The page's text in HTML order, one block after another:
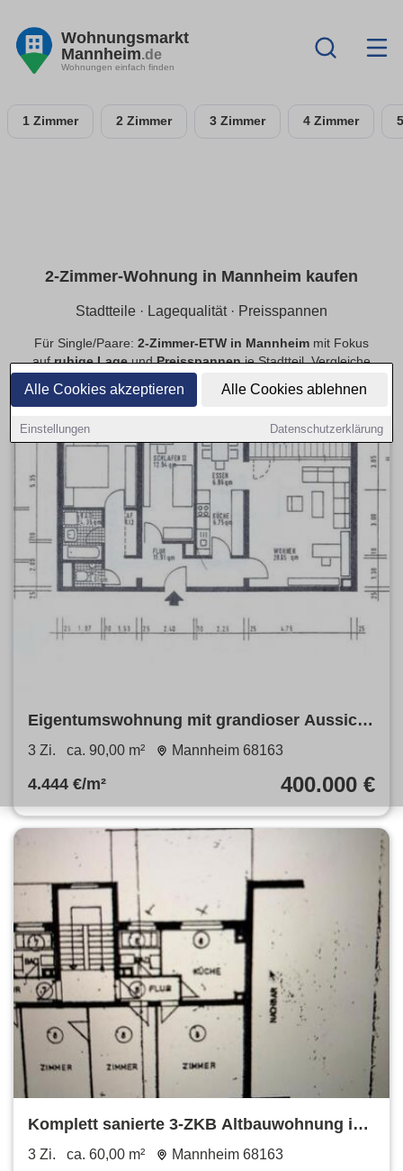
Alle Cookies akzeptieren Alle Cookies ablehnen
Einstellungen Datenschutzerklärung
Wohnungsmarkt
Mannheim.de
Wohnungen einfach finden
1 Zimmer 2 Zimmer 3 Zimmer 4 Zimmer
2-Zimmer-Wohnung in Mannheim kaufen
Stadtteile · Lagequalität · Preisspannen
Für Single/Paare: 2-Zimmer-ETW in Mannheim mit Fokus
aufruhige LageundPreisspannenje Stadtteil. Vergleiche
, priorisiere
Eigentumswohnung mit grandioser Aussicht
in Mannheims bester Lage
3 Zi. ca. 90,00 m² Mannheim 68163
4.444 €/m² 400.000 €
Komplett sanierte 3-ZKB Altbauwohnung in
Neuostheim
3 Zi. ca. 60,00 m² Mannheim 68163